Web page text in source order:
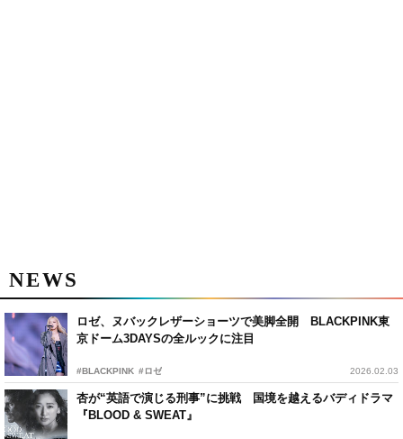
NEWS
ロゼ、ヌバックレザーショーツで美脚全開 BLACKPINK東
京ドーム3DAYSの全ルックに注目
#BLACKPINK #ロゼ 2026.02.03
杏が“英語で演じる刑事”に挑戦 国境を越えるバディドラマ
『BLOOD & SWEAT』